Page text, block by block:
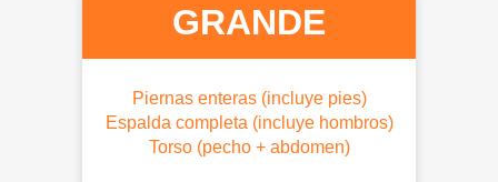
GRANDE
Piernas enteras (incluye pies)
Espalda completa (incluye hombros)
Torso (pecho + abdomen)